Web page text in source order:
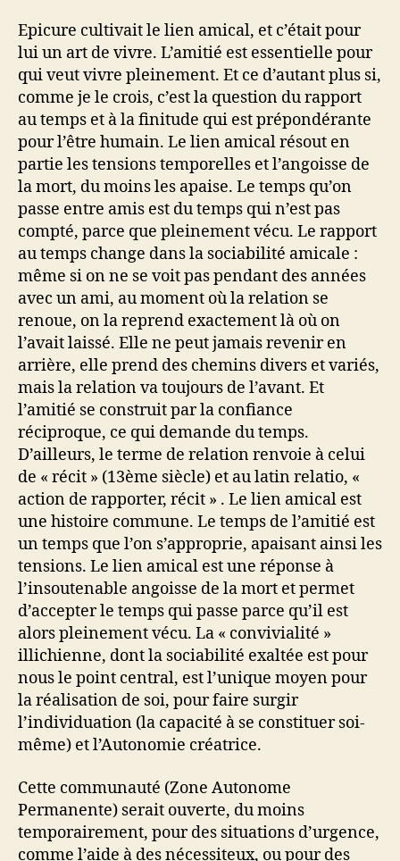
Epicure cultivait le lien amical, et c’était pour
lui un art de vivre. L’amitié est essentielle pour
qui veut vivre pleinement. Et ce d’autant plus si,
comme je le crois, c’est la question du rapport
au temps et à la finitude qui est prépondérante
pour l’être humain. Le lien amical résout en
partie les tensions temporelles et l’angoisse de
la mort, du moins les apaise. Le temps qu’on
passe entre amis est du temps qui n’est pas
compté, parce que pleinement vécu. Le rapport
au temps change dans la sociabilité amicale :
même si on ne se voit pas pendant des années
avec un ami, au moment où la relation se
renoue, on la reprend exactement là où on
l’avait laissé. Elle ne peut jamais revenir en
arrière, elle prend des chemins divers et variés,
mais la relation va toujours de l’avant. Et
l’amitié se construit par la confiance
réciproque, ce qui demande du temps.
D’ailleurs, le terme de relation renvoie à celui
de « récit » (13ème siècle) et au latin relatio, «
action de rapporter, récit » . Le lien amical est
une histoire commune. Le temps de l’amitié est
un temps que l’on s’approprie, apaisant ainsi les
tensions. Le lien amical est une réponse à
l’insoutenable angoisse de la mort et permet
d’accepter le temps qui passe parce qu’il est
alors pleinement vécu. La « convivialité »
illichienne, dont la sociabilité exaltée est pour
nous le point central, est l’unique moyen pour
la réalisation de soi, pour faire surgir
l’individuation (la capacité à se constituer soi-
même) et l’Autonomie créatrice.
Cette communauté (Zone Autonome
Permanente) serait ouverte, du moins
temporairement, pour des situations d’urgence,
comme l’aide à des nécessiteux, ou pour des